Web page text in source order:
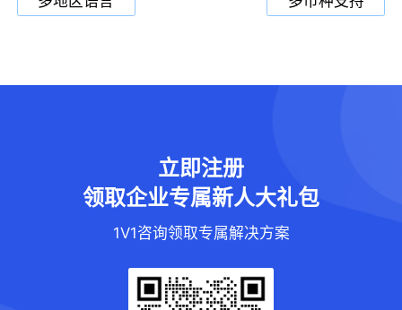
立即注册
领取企业专属新人大礼包
1V1咨询领取专属解决方案